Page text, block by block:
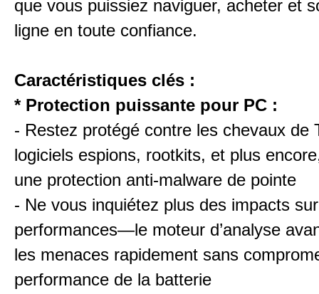
que vous puissiez naviguer, acheter et
ligne en toute confiance.
Caractéristiques clés :
* Protection puissante pour PC :
- Restez protégé contre les chevaux de
logiciels espions, rootkits, et plus
une protection anti-malware de pointe
- Ne vous inquiétez plus des impacts
performances—le moteur d’analyse
les menaces rapidement sans
performance de la batterie